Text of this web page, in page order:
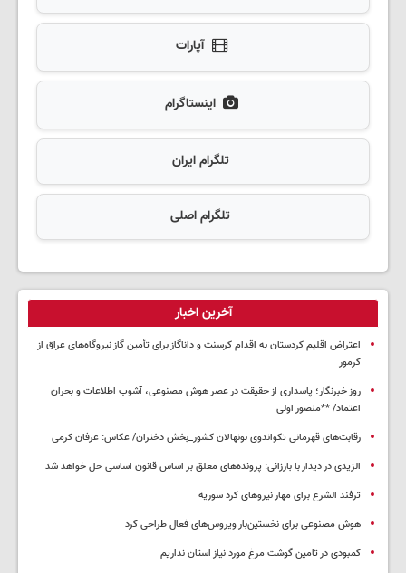
آپارات
اینستاگرام
تلگرام ایران
تلگرام اصلی
آخرین اخبار
اعتراض اقلیم کردستان به اقدام کرسنت و داناگاز برای تأمین گاز نیروگاه‌های عراق از
کرمور
روز خبرنگار؛ پاسداری از حقیقت در عصر هوش مصنوعی، آشوب اطلاعات و بحران
اعتماد/ **منصور اولی
رقابت‌های قهرمانی تکواندوی نونهالان کشور_بخش دختران/ عکاس: عرفان کرمی
الزیدی در دیدار با بارزانی: پرونده‌های معلق بر اساس قانون اساسی حل خواهد شد
ترفند الشرع برای مهار نیروهای کرد سوریه
هوش مصنوعی برای نخستین‌بار ویروس‌های فعال طراحی کرد
کمبودی در تامین گوشت مرغ مورد نیاز استان نداریم